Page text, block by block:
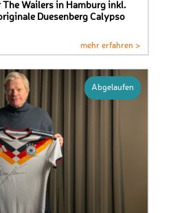
Wailers in Hamburg inkl.
Duesenberg Calypso
mehr erfahren >
Abgelaufen